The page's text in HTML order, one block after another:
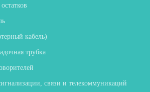
кабель)
трубка
связи и телекоммуникаций